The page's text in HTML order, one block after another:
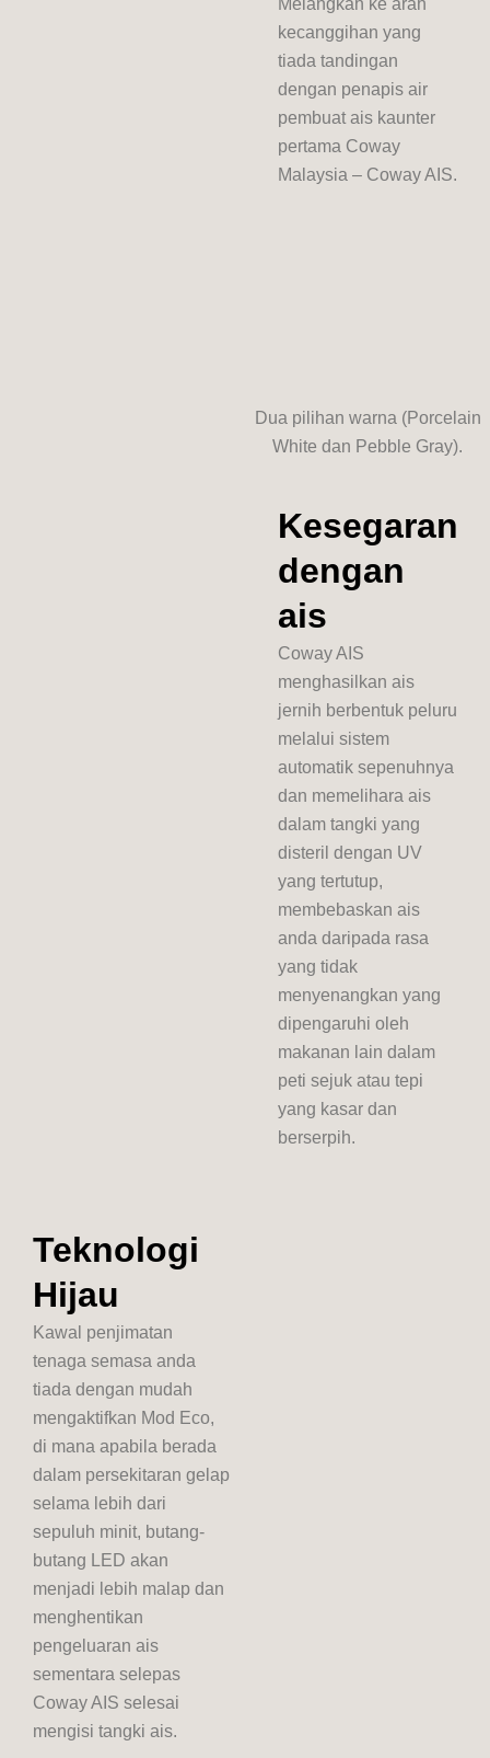
kecanggihan yang
tiada tandingan
dengan penapis air
pembuat ais kaunter
pertama Coway
Malaysia – Coway AIS.
Dua pilihan warna (Porcelain
White dan Pebble Gray).
Kesegaran
dengan
ais
Coway AIS
menghasilkan ais
jernih berbentuk peluru
melalui sistem
automatik sepenuhnya
dan memelihara ais
dalam tangki yang
disteril dengan UV
yang tertutup,
membebaskan ais
anda daripada rasa
yang tidak
menyenangkan yang
dipengaruhi oleh
makanan lain dalam
peti sejuk atau tepi
yang kasar dan
berserpih.
Teknologi
Hijau
Kawal penjimatan
tenaga semasa anda
tiada dengan mudah
mengaktifkan Mod Eco,
di mana apabila berada
dalam persekitaran gelap
selama lebih dari
sepuluh minit, butang-
butang LED akan
menjadi lebih malap dan
menghentikan
pengeluaran ais
sementara selepas
Coway AIS selesai
mengisi tangki ais.